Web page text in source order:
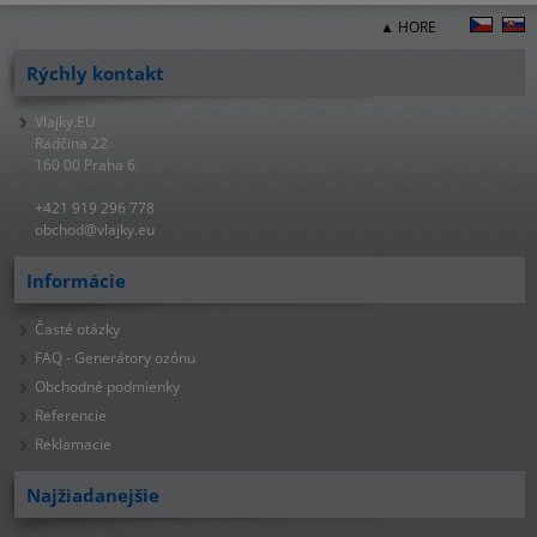
▲ HORE
Rýchly kontakt
Vlajky.EU
Radčina 22
160 00 Praha 6
+421 919 296 778
obchod@vlajky.eu
Informácie
Časté otázky
FAQ - Generátory ozónu
Obchodné podmienky
Referencie
Reklamacie
Najžiadanejšie